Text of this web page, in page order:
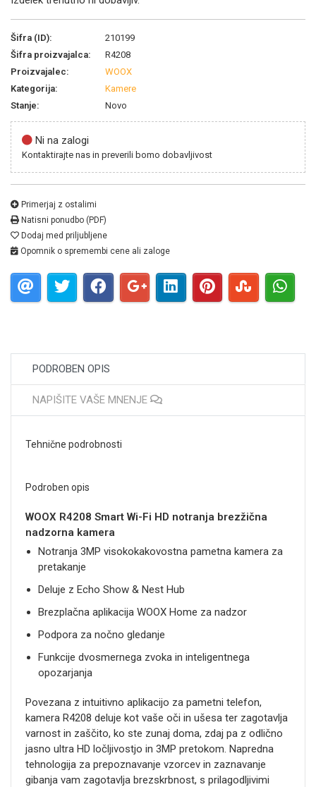
Šifra (ID):
210199
Šifra proizvajalca:
R4208
Proizvajalec:
WOOX
Kategorija:
Kamere
Stanje:
Novo
Ni na zalogi
Kontaktirajte nas in preverili bomo dobavljivost
Primerjaj z ostalimi
Natisni ponudbo (PDF)
Dodaj med priljubljene
Opomnik o spremembi cene ali zaloge
PODROBEN OPIS
NAPIŠITE VAŠE MNENJE
Tehnične podrobnosti
Podroben opis
WOOX R4208 Smart Wi-Fi HD notranja brezžična
nadzorna kamera
Notranja 3MP visokokakovostna pametna kamera za
pretakanje
Deluje z Echo Show & Nest Hub
Brezplačna aplikacija WOOX Home za nadzor
Podpora za nočno gledanje
Funkcije dvosmernega zvoka in inteligentnega
opozarjanja
Povezana z intuitivno aplikacijo za pametni telefon,
kamera R4208 deluje kot vaše oči in ušesa ter zagotavlja
varnost in zaščito, ko ste zunaj doma, zdaj pa z odlično
jasno ultra HD ločljivostjo in 3MP pretokom. Napredna
tehnologija za prepoznavanje vzorcev in zaznavanje
gibanja vam zagotavlja brezskrbnost, s prilagodljivimi